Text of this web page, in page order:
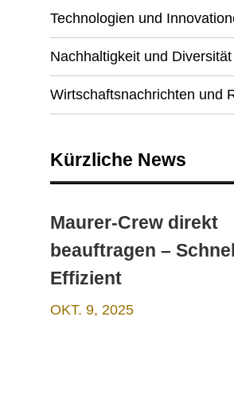
Technologien und
Nachhaltigkeit und Diversität
Wirtschaftsnachrichten und
Kürzliche News
Maurer-Crew direkt
beauftragen –
Effizient
OKT. 9, 2025